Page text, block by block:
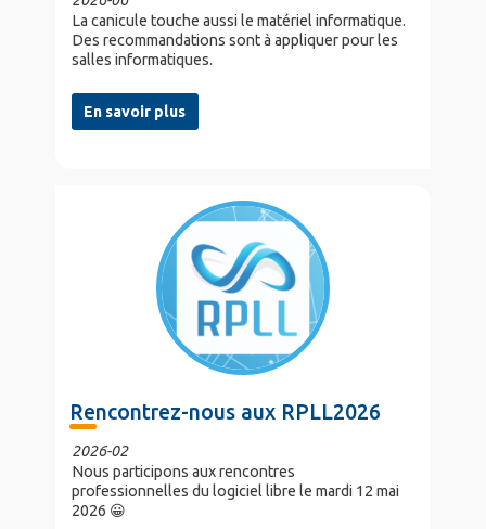
La canicule touche aussi le matériel informatique.
Des recommandations sont à appliquer pour les
salles informatiques.
En savoir plus
Rencontrez-nous aux RPLL2026
2026-02
Nous participons aux rencontres
professionnelles du logiciel libre le mardi 12 mai
2026 😀